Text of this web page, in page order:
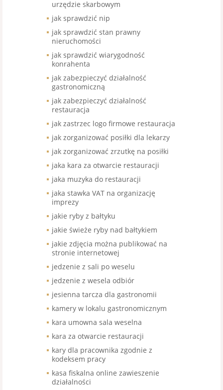
urzędzie skarbowym
jak sprawdzić nip
jak sprawdzić stan prawny
nieruchomości
jak sprawdzić wiarygodność
konrahenta
jak zabezpieczyć działalność
gastronomiczną
jak zabezpieczyć działalność
restauracja
jak zastrzec logo firmowe restauracja
jak zorganizować posiłki dla lekarzy
jak zorganizować zrzutkę na posiłki
jaka kara za otwarcie restauracji
jaka muzyka do restauracji
jaka stawka VAT na organizację
imprezy
jakie ryby z bałtyku
jakie świeże ryby nad bałtykiem
jakie zdjęcia można publikować na
stronie internetowej
jedzenie z sali po weselu
jedzenie z wesela odbiór
jesienna tarcza dla gastronomii
kamery w lokalu gastronomicznym
kara umowna sala weselna
kara za otwarcie restauracji
kary dla pracownika zgodnie z
kodeksem pracy
kasa fiskalna online zawieszenie
działalności